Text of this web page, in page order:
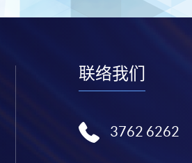
联络我们
3762 6262